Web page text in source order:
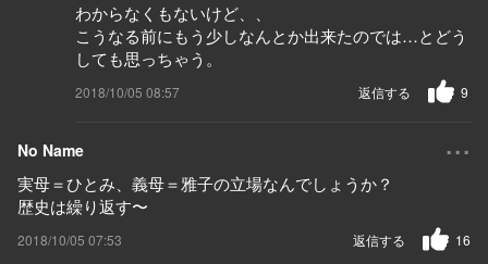
わからなくもないけど、、
こうなる前にもう少しなんとか出来たのでは…とどう
しても思っちゃう。
2018/10/05 08:57 9
返信する
No Name ...
実母＝ひとみ、義母＝雅子の立場なんでしょうか？
歴史は繰り返す〜
2018/10/05 07:53 16
返信する